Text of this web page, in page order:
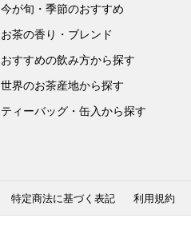
今が旬・季節のおすすめ
お茶の香り・ブレンド
おすすめの飲み方から探す
世界のお茶産地から探す
ティーバッグ・缶入から探す
特定商法に基づく表記 利用規約